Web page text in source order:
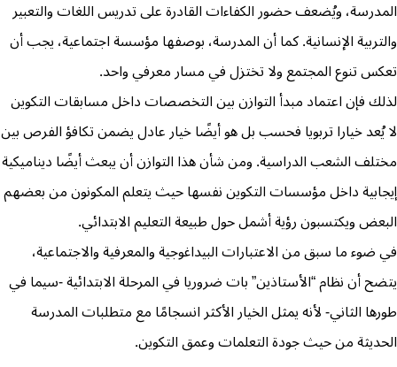
المدرسة، ويُضعف حضور الكفاءات القادرة على تدريس اللغات والتعبير
والتربية الإنسانية. كما أن المدرسة، بوصفها مؤسسة اجتماعية، يجب أن
تعكس تنوع المجتمع ولا تختزل في مسار معرفي واحد.
لذلك فإن اعتماد مبدأ التوازن بين التخصصات داخل مسابقات التكوين
لا يُعد خيارا تربويا فحسب بل هو أيضًا خيار عادل يضمن تكافؤ الفرص بين
مختلف الشعب الدراسية. ومن شأن هذا التوازن أن يبعث أيضًا ديناميكية
إيجابية داخل مؤسسات التكوين نفسها حيث يتعلم المكونون من بعضهم
البعض ويكتسبون رؤية أشمل حول طبيعة التعليم الابتدائي.
في ضوء ما سبق من الاعتبارات البيداغوجية والمعرفية والاجتماعية،
يتضح أن نظام “الأستاذين” بات ضروريا في المرحلة الابتدائية -سيما في
طورها الثاني- لأنه يمثل الخيار الأكثر انسجامًا مع متطلبات المدرسة
الحديثة من حيث جودة التعلمات وعمق التكوين.